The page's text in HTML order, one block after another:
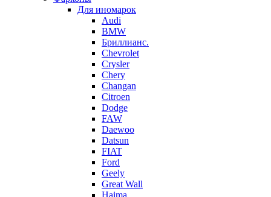
Для иномарок
Audi
BMW
Бриллианс.
Chevrolet
Crysler
Chery
Changan
Citroen
Dodge
FAW
Daewoo
Datsun
FIAT
Ford
Geely
Great Wall
Haima